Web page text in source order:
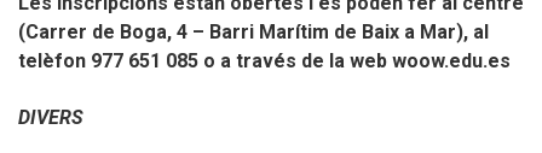
L'eclipsi 2026
(Carrer de Boga, 4 – Barri Marítim de Baix a Mar), al
telèfon 977 651 085 o a través de la web woow.edu.es
DIVERS